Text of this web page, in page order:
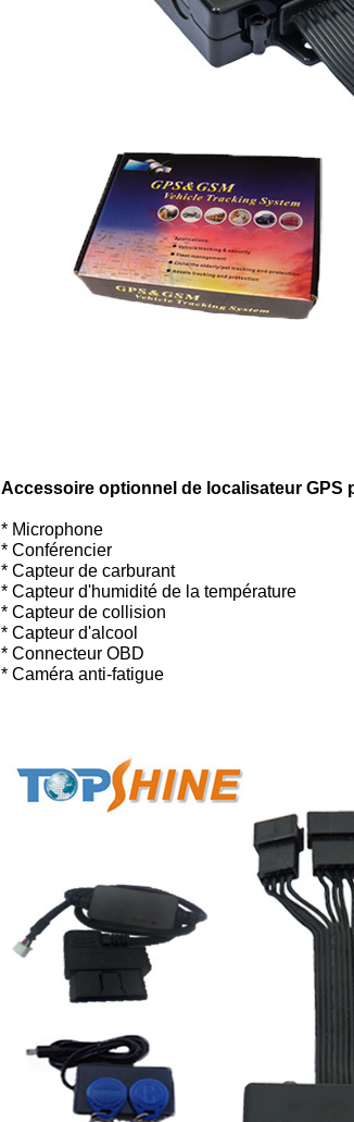
Accessoire optionnel de localisateur GPS
* Microphone
* Conférencier
* Capteur de carburant
* Capteur d'humidité de la température
* Capteur de collision
* Capteur d'alcool
* Connecteur OBD
* Caméra anti-fatigue